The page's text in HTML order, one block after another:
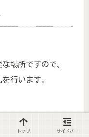
場所ですので、
行います。
むことがないよう
トップ サイドバー